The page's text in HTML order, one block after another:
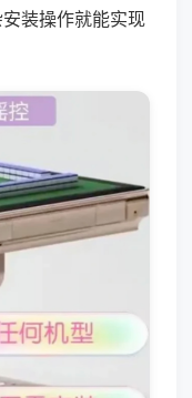
装操作就能实现